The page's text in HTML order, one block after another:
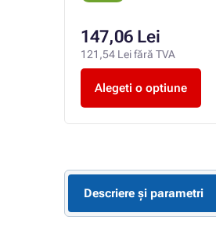
147,06 Lei
121,54 Lei fără TVA
Alegeti o optiune
Descriere și parametri